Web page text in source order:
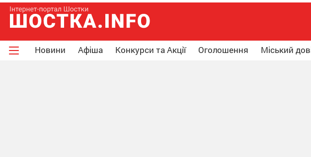
Новини Афіша Конкурси та Акції Оголошення Міський